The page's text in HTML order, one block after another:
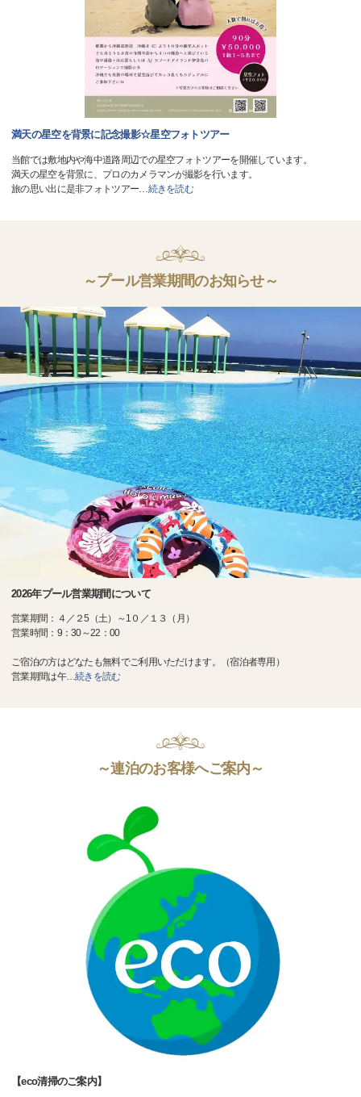
満天の星空を背景に記念撮影☆星空フォトツアー
当館では敷地内や海中道路周辺での星空フォトツアーを開催しています。
満天の星空を背景に、プロのカメラマンが撮影を行います。
旅の思い出に是非フォトツアー…続きを読む
～プール営業期間のお知らせ～
2026年プール営業期間について
営業期間：４／２5（土）～1０／１３（月）
営業時間：9：30～22：00
ご宿泊の方はどなたも無料でご利用いただけます。（宿泊者専用）
営業期間は午…続きを読む
～連泊のお客様へご案内～
【eco清掃のご案内】